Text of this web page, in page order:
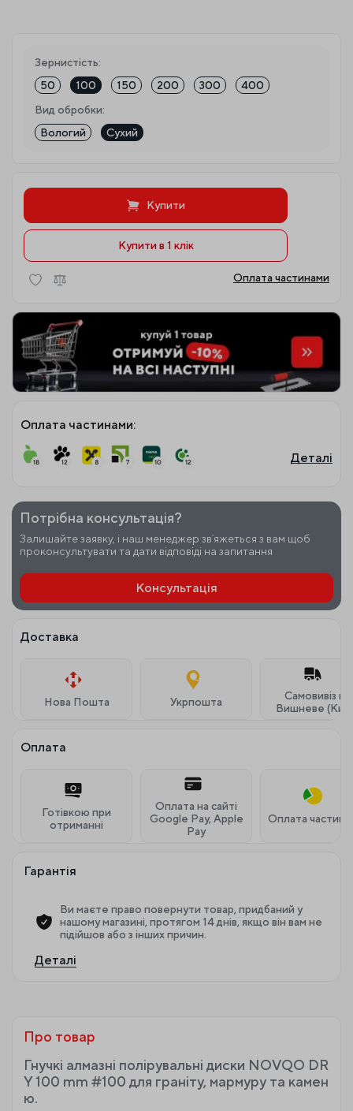
Зернистість:
50
100 150 200 300
400
Вид обробки:
Вологий
Сухий
Купити
Купити в 1 клiк
Оплата частинами
Оплата частинами:
Деталі
Потрібна консультація?
Залишайте заявку, і наш менеджер звʼяжеться з вам щоб
проконсультувати та дати відповіді на запитання
Консультація
Доставка
Нова Пошта Укрпошта
Самовивіз м.
Вишневе
Оплата
Готівкою при
отриманні
Оплата на сайті
Google Pay, Apple
Pay
Оплата
Гарантія
Ви маєте право повернути товар, придбаний у
нашому магазині, протягом 14 днів, якщо він вам не
підійшов або з інших причин.
Деталі
Про товар
Гнучкі алмазні полірувальні диски NOVQO DR
Y 100 mm #100 для граніту, мармуру та камен
ю.